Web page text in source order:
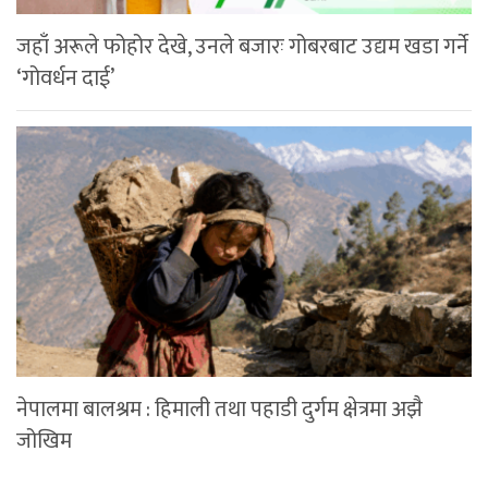
जहाँ अरूले फोहोर देखे, उनले बजारः गोबरबाट उद्यम खडा गर्ने
‘गोवर्धन दाई’
नेपालमा बालश्रम : हिमाली तथा पहाडी दुर्गम क्षेत्रमा अझै
जोखिम